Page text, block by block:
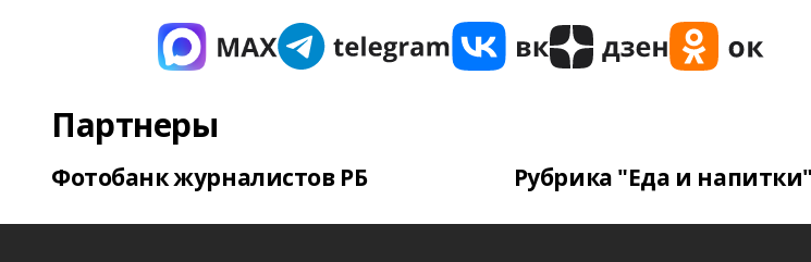
Партнеры
Фотобанк журналистов РБ Рубрика "Еда и напитки"